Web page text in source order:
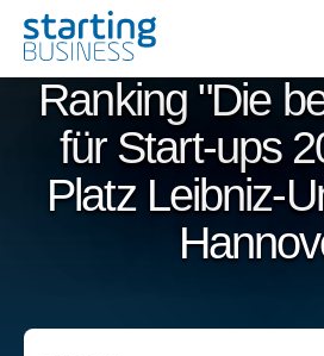
Ranking "Die
für Start-ups
Platz Leibniz-